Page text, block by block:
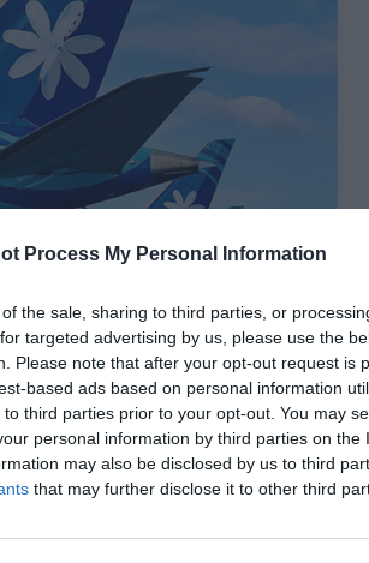
Process My Personal Information
the sale, sharing to third parties, or
targeted advertising by us, please use the
Please note that after your opt-out request is
based ads based on personal information
third parties prior to your opt-out. You may
personal information by third parties on the
may also be disclosed by us to third
that may further disclose it to other third
Nui